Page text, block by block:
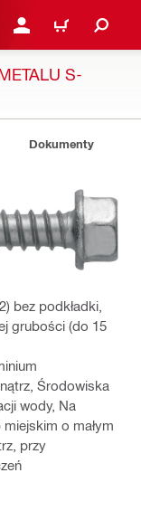
ZALOGUJ SIĘ LUB
KOSZYK
S-
Dokumenty
bez podkładki,
grubości (do 15
Środowiska
wody, Na
o małym
przy